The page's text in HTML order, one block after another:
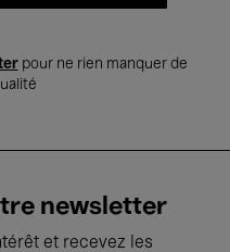
pour ne rien manquer de
newsletter
et recevez les